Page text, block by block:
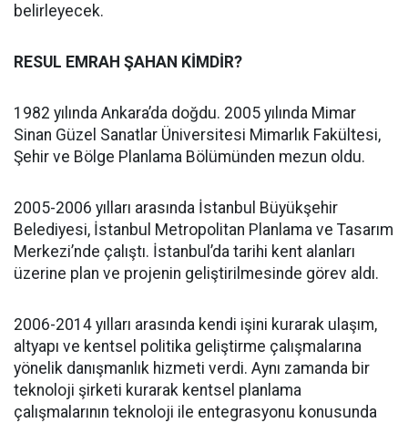
belirleyecek.
RESUL EMRAH ŞAHAN KİMDİR?
1982 yılında Ankara’da doğdu. 2005 yılında Mimar
Sinan Güzel Sanatlar Üniversitesi Mimarlık Fakültesi,
Şehir ve Bölge Planlama Bölümünden mezun oldu.
2005-2006 yılları arasında İstanbul Büyükşehir
Belediyesi, İstanbul Metropolitan Planlama ve Tasarım
Merkezi’nde çalıştı. İstanbul’da tarihi kent alanları
üzerine plan ve projenin geliştirilmesinde görev aldı.
2006-2014 yılları arasında kendi işini kurarak ulaşım,
altyapı ve kentsel politika geliştirme çalışmalarına
yönelik danışmanlık hizmeti verdi. Aynı zamanda bir
teknoloji şirketi kurarak kentsel planlama
çalışmalarının teknoloji ile entegrasyonu konusunda